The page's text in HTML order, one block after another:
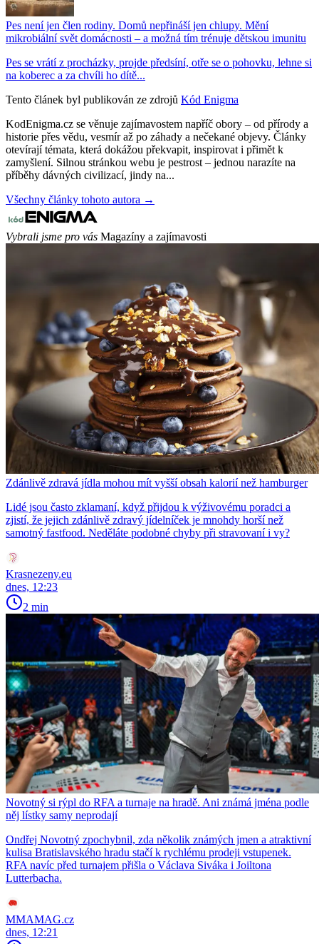
Pes není jen člen rodiny. Domů nepřináší jen chlupy. Mění
mikrobiální svět domácnosti – a možná tím trénuje dětskou imunitu
Pes se vrátí z procházky, projde předsíní, otře se o pohovku, lehne si
na koberec a za chvíli ho dítě...
Tento článek byl publikován ze zdrojů Kód Enigma
KodEnigma.cz se věnuje zajímavostem napříč obory – od přírody a
historie přes vědu, vesmír až po záhady a nečekané objevy. Články
otevírají témata, která dokážou překvapit, inspirovat i přimět k
zamyšlení. Silnou stránkou webu je pestrost – jednou narazíte na
příběhy dávných civilizací, jindy na...
Všechny články tohoto autora →
Vybrali jsme pro vás Magazíny a zajímavosti
Zdánlivě zdravá jídla mohou mít vyšší obsah kalorií než hamburger
Lidé jsou často zklamaní, když přijdou k výživovému poradci a
zjistí, že jejich zdánlivě zdravý jídelníček je mnohdy horší než
samotný fastfood. Neděláte podobné chyby při stravovaní i vy?
Krasnezeny.eu
dnes, 12:23
2 min
Novotný si rýpl do RFA a turnaje na hradě. Ani známá jména podle
něj lístky samy neprodají
Ondřej Novotný zpochybnil, zda několik známých jmen a atraktivní
kulisa Bratislavského hradu stačí k rychlému prodeji vstupenek.
RFA navíc před turnajem přišla o Václava Siváka i Joiltona
Lutterbacha.
MMAMAG.cz
dnes, 12:21